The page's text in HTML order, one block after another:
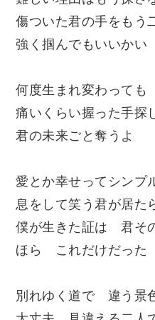
傷ついた君の手をもう
強く掴んでもいいかい
何度生まれ変わっても
痛いくらい握った手探
君の未来ごと奪うよ
愛とか幸せってシンプ
息をして笑う君が居た
僕が生きた証は 君そ
ほら これだけだった
別れゆく道で 違う景